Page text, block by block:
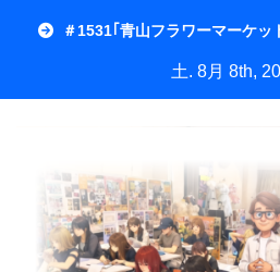
＃1531｢青山フラワーマーケッ
土. 8月 8th,